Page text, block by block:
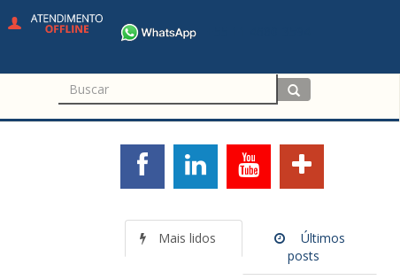
Mais lidos
Últimos
posts